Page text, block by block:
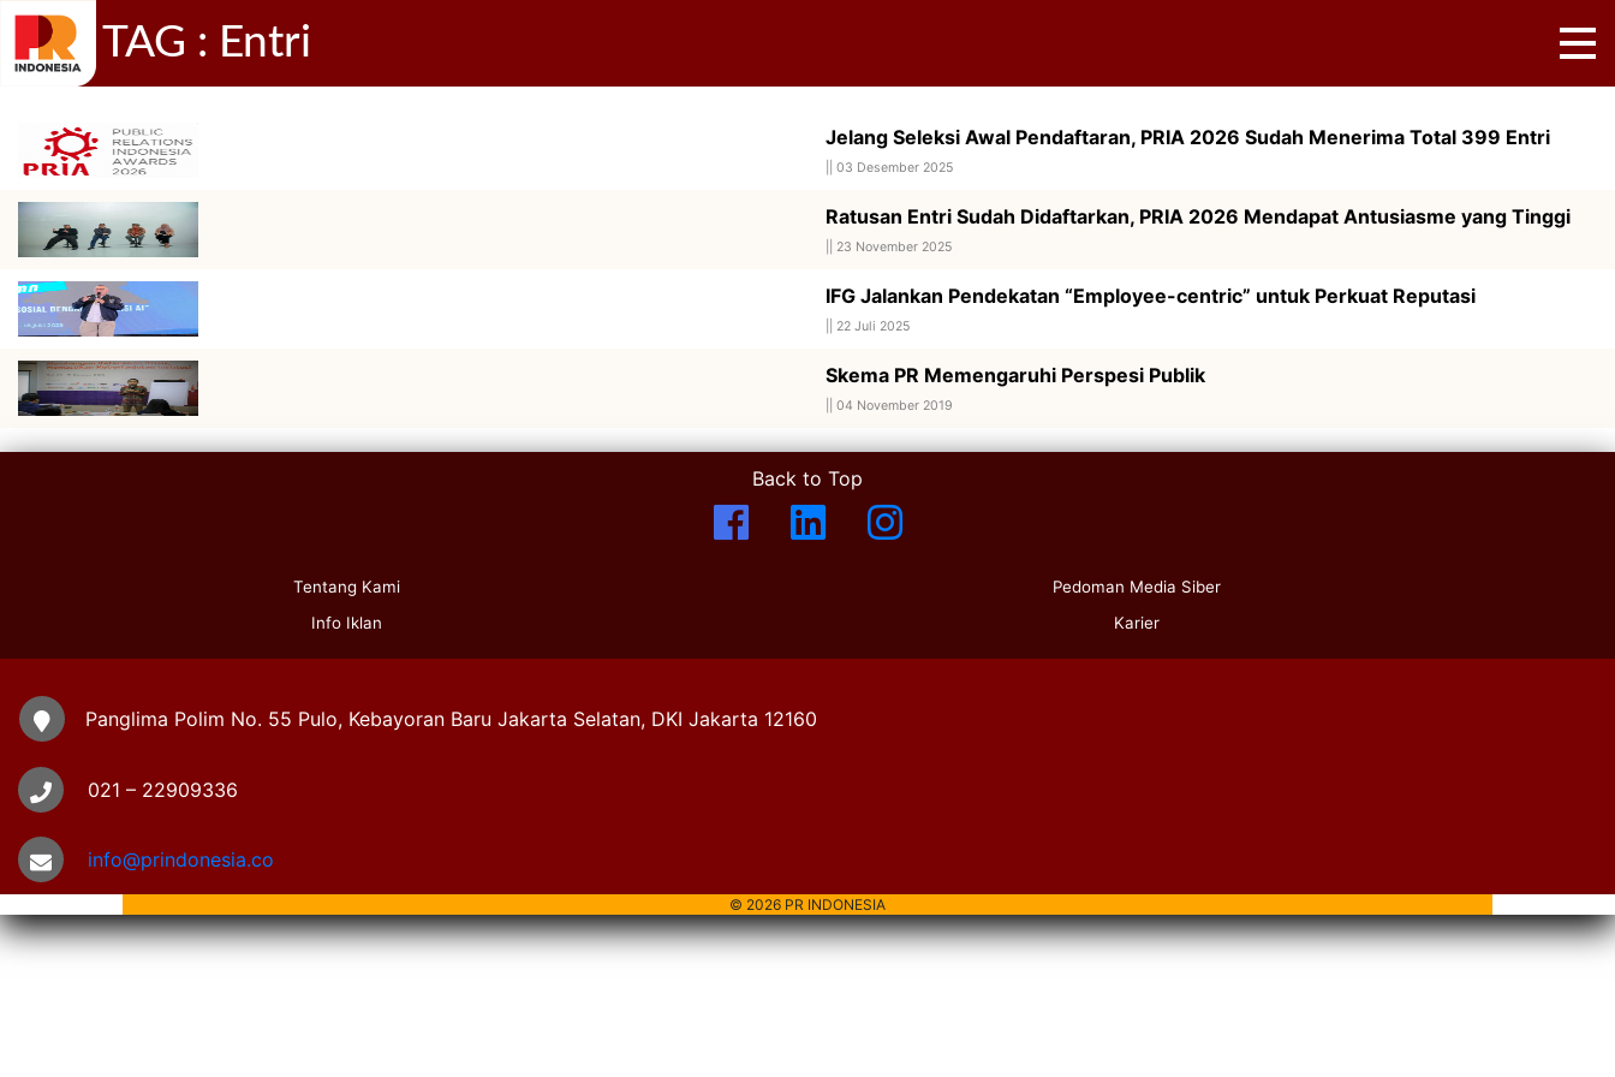
TAG : Entri
Jelang Seleksi Awal Pendaftaran, PRIA 2026 Sudah Menerima Total 399 Entri
03 Desember 2025
Ratusan Entri Sudah Didaftarkan, PRIA 2026 Mendapat Antusiasme yang Tinggi
23 November 2025
IFG Jalankan Pendekatan “Employee-centric” untuk Perkuat Reputasi
22 Juli 2025
Skema PR Memengaruhi Perspesi Publik
04 November 2019
Back to Top
Tentang Kami
Info Iklan
Pedoman Media Siber
Karier
Panglima Polim No. 55 Pulo, Kebayoran Baru Jakarta Selatan, DKI Jakarta 12160
021 – 22909336
info@prindonesia.co
© 2026 PR INDONESIA